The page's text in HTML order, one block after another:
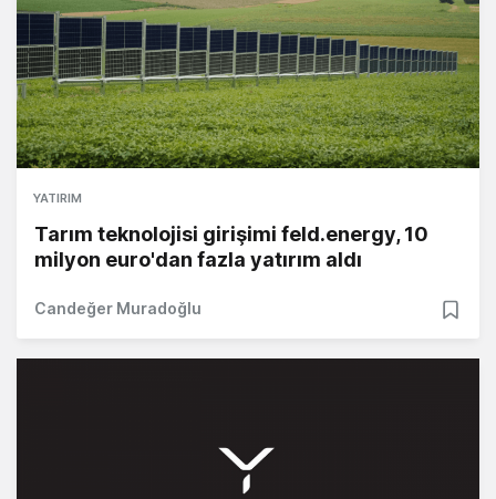
YATIRIM
Tarım teknolojisi girişimi feld.energy, 10
milyon euro'dan fazla yatırım aldı
Candeğer Muradoğlu